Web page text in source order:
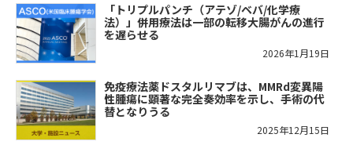
「トリプルパンチ（アテゾ/ベバ/化学療
法）」併用療法は一部の転移大腸がんの進行
を遅らせる
2026年1月19日
免疫療法薬ドスタルリマブは、MMRd変異陽
性腫瘍に顕著な完全奏効率を示し、手術の代
替となりうる
2025年12月15日